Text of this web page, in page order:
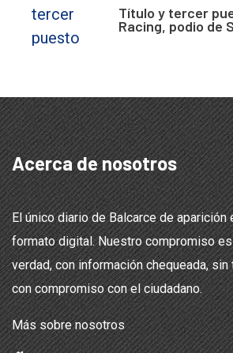
Título y tercer
Racing, podio de
Acerca de nosotros
El único diario de Balcarce de aparición
formato digital. Nuestro compromiso
verdad, con información chequeada,
con compromiso con el ciudadano.
Más sobre nosotros